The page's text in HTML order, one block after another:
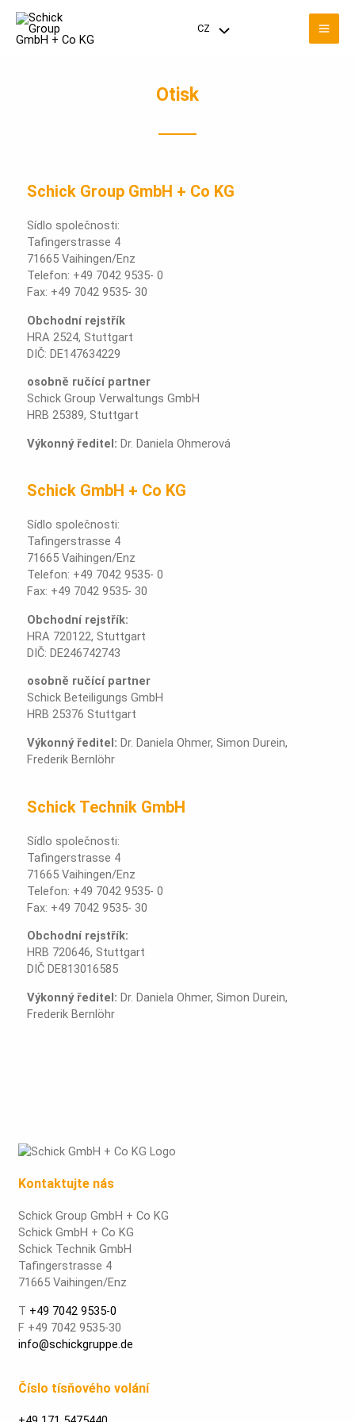
obsah
CZ Přepínač
Otisk
Schick Group GmbH + Co KG
Sídlo společnosti:
Tafingerstrasse 4
71665 Vaihingen/Enz
Telefon: +49 7042 9535- 0
Fax: +49 7042 9535- 30
Obchodní rejstřík
HRA 2524, Stuttgart
DIČ: DE147634229
osobně ručící partner
Schick Group Verwaltungs GmbH
HRB 25389, Stuttgart
Výkonný ředitel: Dr. Daniela Ohmerová
Schick GmbH + Co KG
Sídlo společnosti:
Tafingerstrasse 4
71665 Vaihingen/Enz
Telefon: +49 7042 9535- 0
Fax: +49 7042 9535- 30
Obchodní rejstřík:
HRA 720122, Stuttgart
DIČ: DE246742743
osobně ručící partner
Schick Beteiligungs GmbH
HRB 25376 Stuttgart
Výkonný ředitel: Dr. Daniela Ohmer, Simon Durein,
Frederik Bernlöhr
Schick Technik GmbH
Sídlo společnosti:
Tafingerstrasse 4
71665 Vaihingen/Enz
Telefon: +49 7042 9535- 0
Fax: +49 7042 9535- 30
Obchodní rejstřík:
HRB 720646, Stuttgart
DIČ DE813016585
Výkonný ředitel: Dr. Daniela Ohmer, Simon Durein,
Frederik Bernlöhr
Kontaktujte nás
Schick Group GmbH + Co KG
Schick GmbH + Co KG
Schick Technik GmbH
Tafingerstrasse 4
71665 Vaihingen/Enz
T +49 7042 9535-0
F +49 7042 9535-30
info@schickgruppe.de
Číslo tísňového volání